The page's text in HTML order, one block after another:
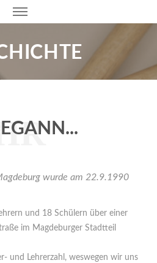
wurde am 22.9.1990
und 18 Schülern über einer
im Magdeburger Stadtteil
und Lehrerzahl, weswegen wir uns